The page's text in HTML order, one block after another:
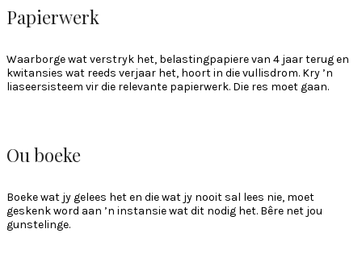
Papierwerk
Waarborge wat verstryk het, belastingpapiere van 4 jaar terug en
kwitansies wat reeds verjaar het, hoort in die vullisdrom. Kry ’n
liaseersisteem vir die relevante papierwerk. Die res moet gaan.
Ou boeke
Boeke wat jy gelees het en die wat jy nooit sal lees nie, moet
geskenk word aan ’n instansie wat dit nodig het. Bêre net jou
gunstelinge.